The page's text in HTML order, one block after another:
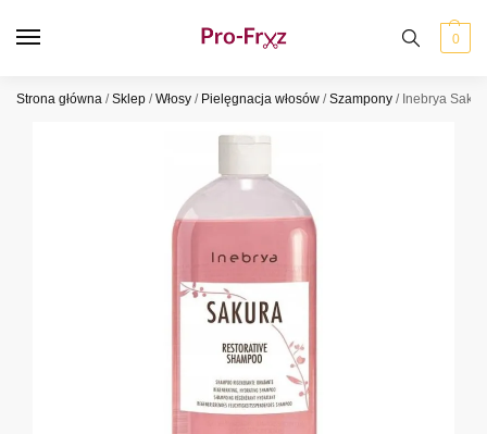
0
Strona główna /Sklep /Włosy / Pielęgnacja włosów /Szampony / Inebrya